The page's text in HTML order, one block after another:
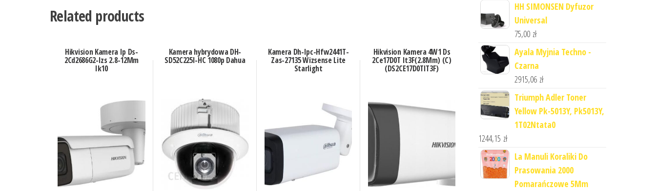
Related products
Hikvision Kamera Ip Ds-
2Cd2686G2-Izs 2.8-12Mm
Ik10
Kamera hybrydowa DH-
SD52C225I-HC 1080p Dahua
Kamera Dh-Ipc-Hfw2441T-
Zas-27135 Wizsense Lite
Starlight
Hikvision Kamera 4W1 Ds
2Ce17D0T It3F(2.8Mm) (C)
(DS2CE17D0TIT3F)
HH SIMONSEN Dyfuzor
Universal
75,00 zł
Ayala Myjnia Techno -
Czarna
2915,06 zł
Triumph Adler Toner
Yellow Pk-5013Y, Pk5013Y,
1T02Ntata0
1244,15 zł
La Manuli Koraliki Do
Prasowania 2000
Pomarańczowe 5Mm